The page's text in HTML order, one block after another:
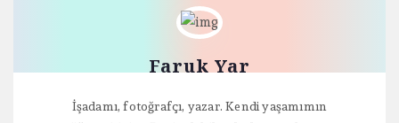
Faruk Yar
İşadamı, fotoğrafçı, yazar. Kendi yaşamımın